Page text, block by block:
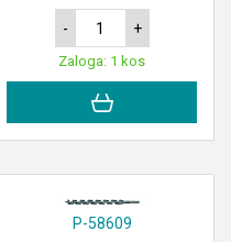
- +
Zaloga: 1 kos
P-58609